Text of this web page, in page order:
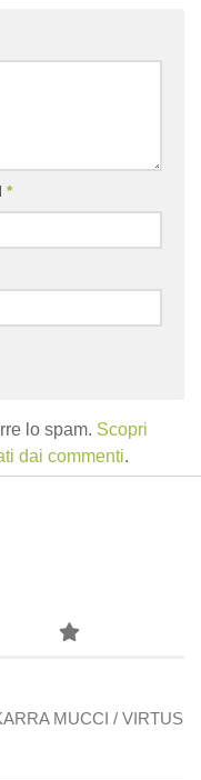
*
lo spam. Scopri
dai commenti.
MUCCI / VIRTUS